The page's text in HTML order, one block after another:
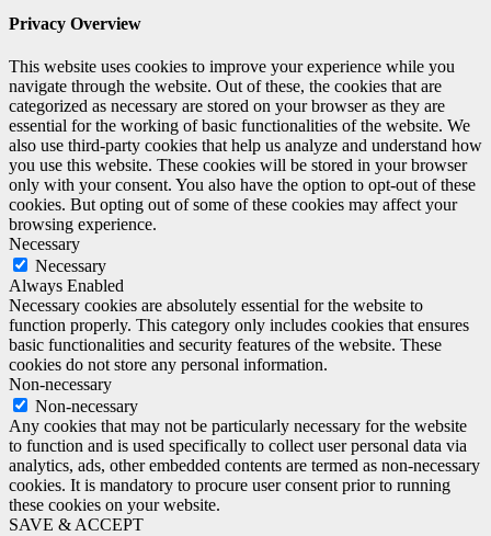
Privacy Overview
This website uses cookies to improve your experience while you
navigate through the website. Out of these, the cookies that are
categorized as necessary are stored on your browser as they are
essential for the working of basic functionalities of the website. We
also use third-party cookies that help us analyze and understand how
you use this website. These cookies will be stored in your browser
only with your consent. You also have the option to opt-out of these
cookies. But opting out of some of these cookies may affect your
browsing experience.
Necessary
Necessary
Always Enabled
Necessary cookies are absolutely essential for the website to
function properly. This category only includes cookies that ensures
basic functionalities and security features of the website. These
cookies do not store any personal information.
Non-necessary
Non-necessary
Any cookies that may not be particularly necessary for the website
to function and is used specifically to collect user personal data via
analytics, ads, other embedded contents are termed as non-necessary
cookies. It is mandatory to procure user consent prior to running
these cookies on your website.
SAVE & ACCEPT